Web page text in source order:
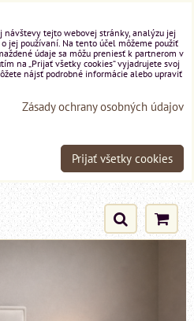
návštevy tejto webovej stránky, analýzu jej
jej používaní. Na tento účel môžeme použiť
údaje sa môžu preniesť k partnerom v
na „Prijať všetky cookies“ vyjadrujete svoj
nájsť podrobné informácie alebo upraviť
Zásady ochrany osobných údajov
Prijať všetky cookies